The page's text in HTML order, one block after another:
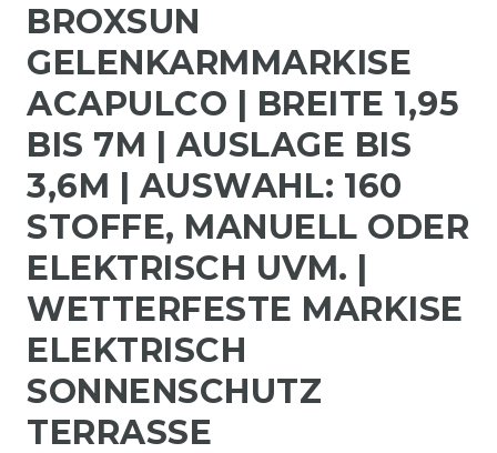
BROXSUN
GELENKARMMARKISE
ACAPULCO | BREITE 1,95
BIS 7M | AUSLAGE BIS
3,6M | AUSWAHL: 160
STOFFE, MANUELL ODER
ELEKTRISCH UVM. |
WETTERFESTE MARKISE
ELEKTRISCH
SONNENSCHUTZ
TERRASSE